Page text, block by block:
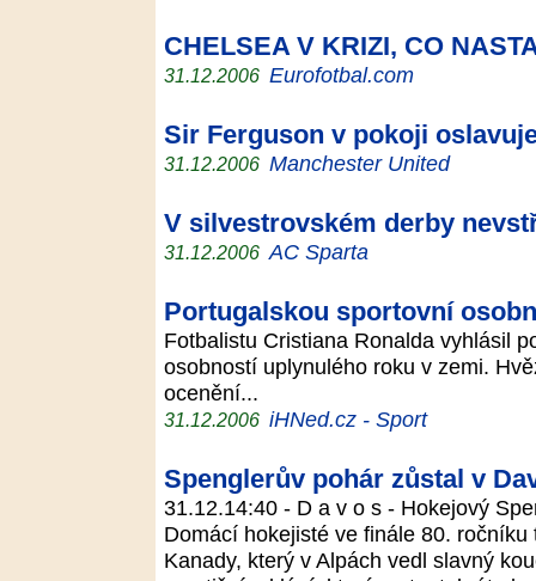
CHELSEA V KRIZI, CO
31.12.2006 Eurofotbal.com
Sir Ferguson v pokoji
31.12.2006 Manchester United
V silvestrovském derby
31.12.2006 AC Sparta
Portugalskou sportovní
Fotbalistu Cristiana Ronalda vyhlásil
osobností uplynulého roku v zemi.
ocenění...
31.12.2006 iHNed.cz - Sport
Spenglerův pohár zůstal v
31.12.14:40 - D a v o s - Hokejový
Domácí hokejisté ve finále 80.
Kanady, který v Alpách vedl slavný